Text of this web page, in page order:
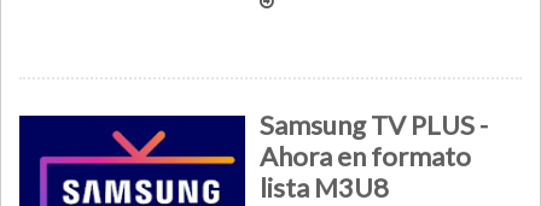
Samsung TV PLUS -
Ahora en formato
lista M3U8